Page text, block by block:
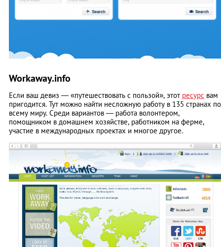
Workaway.info
Если ваш девиз — «путешествовать с пользой», этот ресурс вам
пригодится. Тут можно найти несложную работу в 135 странах по
всему миру. Среди вариантов — работа волонтером,
помощником в домашнем хозяйстве, работником на ферме,
участие в международных проектах и многое другое.